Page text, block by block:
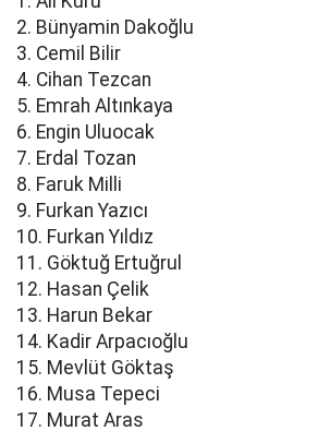
2. Bünyamin Dakoğlu
3. Cemil Bilir
4. Cihan Tezcan
5. Emrah Altınkaya
6. Engin Uluocak
7. Erdal Tozan
8. Faruk Milli
9. Furkan Yazıcı
10. Furkan Yıldız
11. Göktuğ Ertuğrul
12. Hasan Çelik
13. Harun Bekar
14. Kadir Arpacıoğlu
15. Mevlüt Göktaş
16. Musa Tepeci
17. Murat Aras